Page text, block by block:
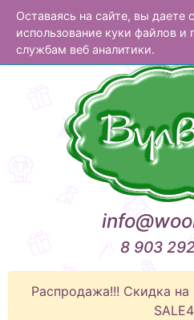
Оставаясь на сайте, вы даете
использование куки файлов и
службам веб аналитики.
Вулвиль
8 903
Распродажа!!! Скидка